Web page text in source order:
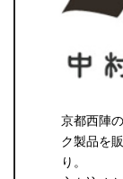
京都西陣
ク製品を
り。